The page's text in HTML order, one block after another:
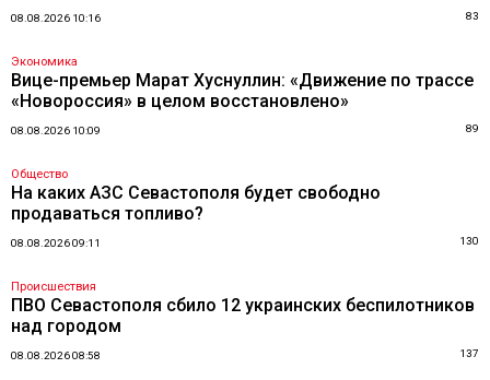
08.08.2026 10:16 83
Экономика
Вице-премьер Марат Хуснуллин: «Движение по трассе
«Новороссия» в целом восстановлено»
08.08.2026 10:09 89
Общество
На каких АЗС Севастополя будет свободно
продаваться топливо?
08.08.2026 09:11 130
Происшествия
ПВО Севастополя сбило 12 украинских беспилотников
над городом
08.08.2026 08:58 137